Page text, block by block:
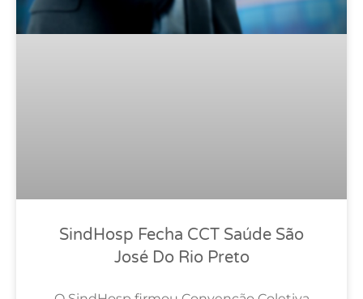
SindHosp Fecha CCT Saúde São
José Do Rio Preto